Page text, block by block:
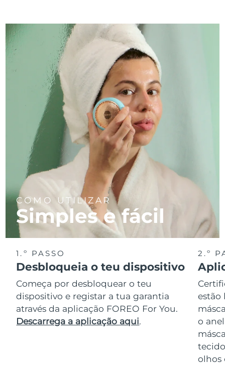
COMO UTILIZAR
Simples e fácil
1.º PASSO
Desbloqueia o teu dispositivo
Começa por desbloquear o teu
dispositivo e registar a tua garantia
através da aplicação FOREO For You.
Descarrega a aplicação aqui.
2.º
estão
o
olhos